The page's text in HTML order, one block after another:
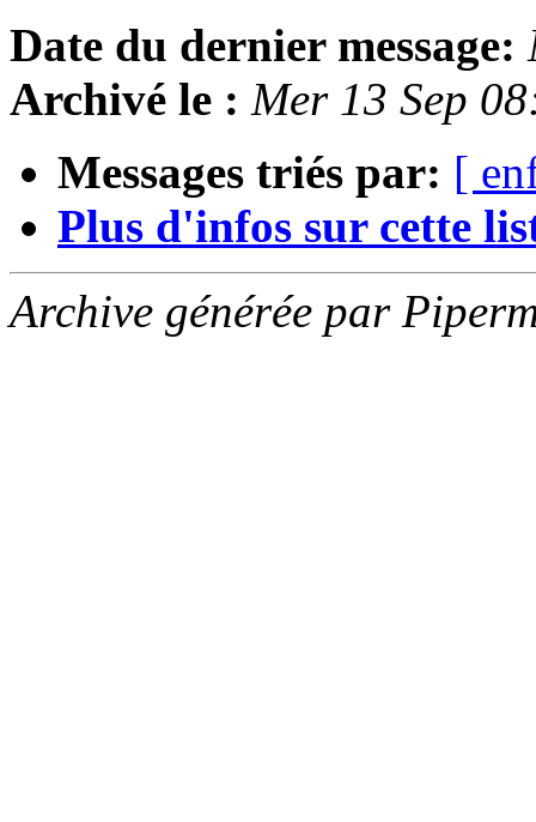
Date du dernier message:
Archivé le : Mer 13 Sep
Messages triés par: [
Plus d'infos sur cette
Archive générée par